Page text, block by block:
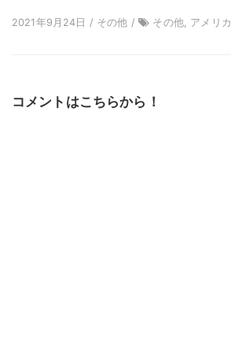
2021年9月24日 / その他 / その他, アメリカ
コメントはこちらから！